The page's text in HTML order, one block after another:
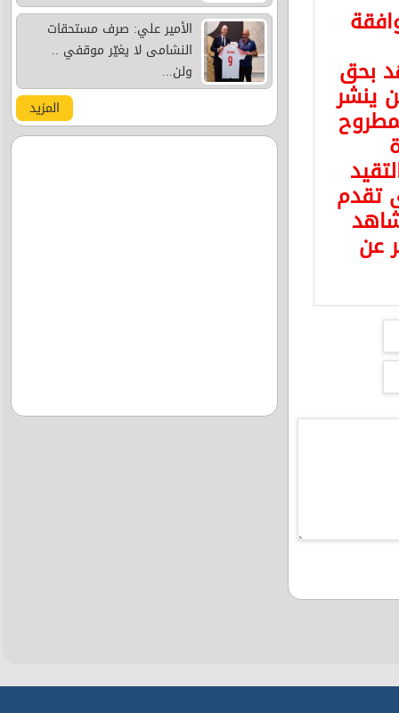
بحق
ينشر
تقدم
عن
الأمير علي: صرف مستحقات
النشامى لا يغيّر موقفي ..
ولن...
المزيد